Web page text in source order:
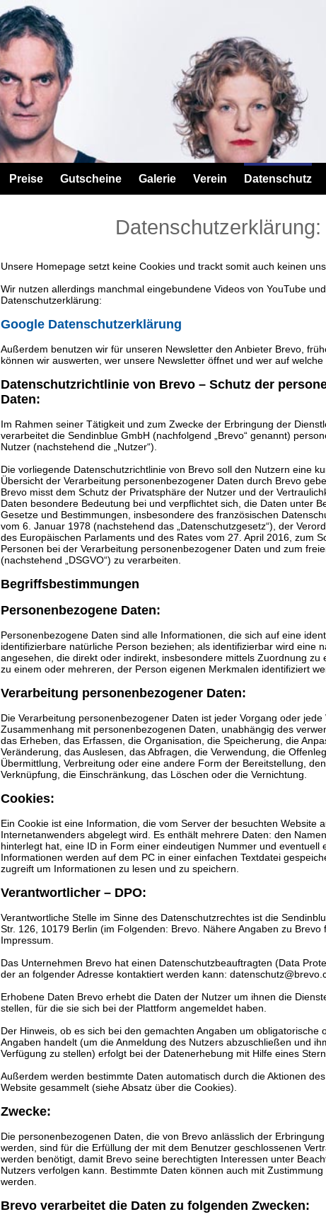
Preise Gutscheine Galerie Verein Datenschutz
Datenschutzerklärung:
Unsere Homepage setzt keine Cookies und trackt somit auch keinen
Wir nutzen allerdings manchmal eingebundene Videos von YouTube
Datenschutzerklärung:
Google Datenschutzerklärung
Außerdem benutzen wir für unseren Newsletter den Anbieter Brevo,
können wir auswerten, wer unsere Newsletter öffnet und wer auf welche
Datenschutzrichtlinie von Brevo – Schutz der
Daten:
Im Rahmen seiner Tätigkeit und zum Zwecke der Erbringung der
verarbeitet die Sendinblue GmbH (nachfolgend „Brevo“ genannt)
Nutzer (nachstehend die „Nutzer“).
Die vorliegende Datenschutzrichtlinie von Brevo soll den Nutzern eine
Übersicht der Verarbeitung personenbezogener Daten durch Brevo
Brevo misst dem Schutz der Privatsphäre der Nutzer und der
Daten besondere Bedeutung bei und verpflichtet sich, die Daten unter
Gesetze und Bestimmungen, insbesondere des französischen
vom 6. Januar 1978 (nachstehend das „Datenschutzgesetz“), der
des Europäischen Parlaments und des Rates vom 27. April 2016, zum
Personen bei der Verarbeitung personenbezogener Daten und zum
(nachstehend „DSGVO“) zu verarbeiten.
Begriffsbestimmungen
Personenbezogene Daten:
Personenbezogene Daten sind alle Informationen, die sich auf eine
identifizierbare natürliche Person beziehen; als identifizierbar wird eine
angesehen, die direkt oder indirekt, insbesondere mittels Zuordnung zu
zu einem oder mehreren, der Person eigenen Merkmalen identifiziert
Verarbeitung personenbezogener Daten:
Die Verarbeitung personenbezogener Daten ist jeder Vorgang oder jede
Zusammenhang mit personenbezogenen Daten, unabhängig des
das Erheben, das Erfassen, die Organisation, die Speicherung, die
Veränderung, das Auslesen, das Abfragen, die Verwendung, die
Übermittlung, Verbreitung oder eine andere Form der Bereitstellung,
Verknüpfung, die Einschränkung, das Löschen oder die Vernichtung.
Cookies:
Ein Cookie ist eine Information, die vom Server der besuchten Website
Internetanwenders abgelegt wird. Es enthält mehrere Daten: den
hinterlegt hat, eine ID in Form einer eindeutigen Nummer und eventuell
Informationen werden auf dem PC in einer einfachen Textdatei
zugreift um Informationen zu lesen und zu speichern.
Verantwortlicher – DPO:
Verantwortliche Stelle im Sinne des Datenschutzrechtes ist die
Str. 126, 10179 Berlin (im Folgenden: Brevo. Nähere Angaben zu Brevo
Impressum.
Das Unternehmen Brevo hat einen Datenschutzbeauftragten (Data
der an folgender Adresse kontaktiert werden kann:
Erhobene Daten Brevo erhebt die Daten der Nutzer um ihnen die
stellen, für die sie sich bei der Plattform angemeldet haben.
Der Hinweis, ob es sich bei den gemachten Angaben um obligatorische
Angaben handelt (um die Anmeldung des Nutzers abzuschließen und
Verfügung zu stellen) erfolgt bei der Datenerhebung mit Hilfe eines
Außerdem werden bestimmte Daten automatisch durch die Aktionen
Website gesammelt (siehe Absatz über die Cookies).
Zwecke:
Die personenbezogenen Daten, die von Brevo anlässlich der
werden, sind für die Erfüllung der mit dem Benutzer geschlossenen
werden benötigt, damit Brevo seine berechtigten Interessen unter
Nutzers verfolgen kann. Bestimmte Daten können auch mit
werden.
Brevo verarbeitet die Daten zu folgenden Zwecken: